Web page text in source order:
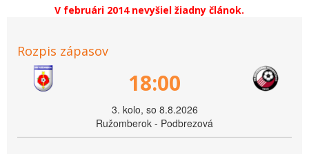
V februári 2014 nevyšiel žiadny článok.
Rozpis zápasov
18:00
3. kolo, so 8.8.2026
Ružomberok - Podbrezová